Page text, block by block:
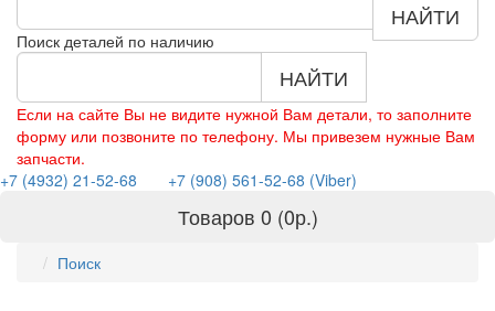
Поиск деталей по наличию
НАЙТИ
НАЙТИ
Если на сайте Вы не видите нужной Вам детали, то заполните
форму или позвоните по телефону. Мы привезем нужные Вам
запчасти.
+7 (4932) 21-52-68
+7 (908) 561-52-68 (Viber)
Товаров 0 (0р.)
Поиск